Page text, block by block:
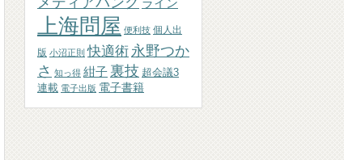
ライン
上海問屋 便利技 個人出
版 小沼正則 快適術 永野つか
さ 知っ得 紺子 裏技 超会議3
連載 電子出版 電子書籍